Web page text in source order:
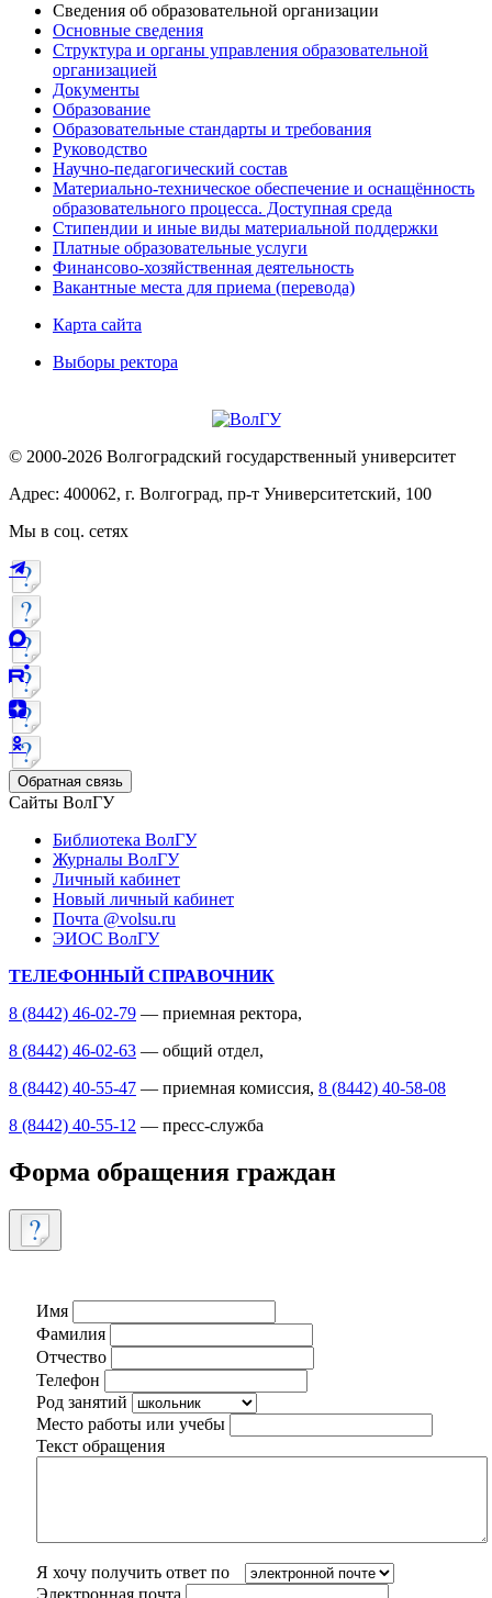
Сведения об образовательной организации
Основные сведения
Структура и органы управления образовательной
организацией
Документы
Образование
Образовательные стандарты и требования
Руководство
Научно-педагогический состав
Материально-техническое обеспечение и оснащённость
образовательного процесса. Доступная среда
Стипендии и иные виды материальной поддержки
Платные образовательные услуги
Финансово-хозяйственная деятельность
Вакантные места для приема (перевода)
Карта сайта
Выборы ректора
© 2000-2026 Волгоградский государственный университет
Адрес: 400062, г. Волгоград, пр-т Университетский, 100
Мы в соц. сетях
Обратная связь
Сайты ВолГУ
Библиотека ВолГУ
Журналы ВолГУ
Личный кабинет
Новый личный кабинет
Почта @volsu.ru
ЭИОС ВолГУ
ТЕЛЕФОННЫЙ СПРАВОЧНИК
8 (8442) 46-02-79 — приемная ректора,
8 (8442) 46-02-63 — общий отдел,
8 (8442) 40-55-47 — приемная комиссия, 8 (8442) 40-58-08
8 (8442) 40-55-12 — пресс-служба
Форма обращения граждан
Имя
Фамилия
Отчество
Телефон
Род занятий
Место работы или учебы
Текст обращения
Я хочу получить ответ по